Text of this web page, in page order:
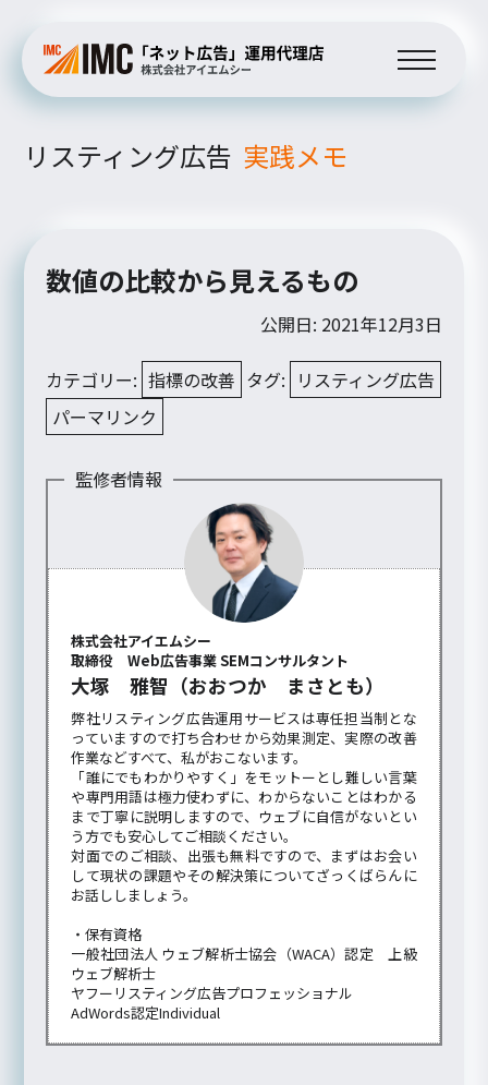
リスティング広告 実践メモ
数値の比較から見えるもの
公開日: 2021年12月3日
カテゴリー: 指標の改善 タグ: リスティング広告
パーマリンク
監修者情報
株式会社アイエムシー
取締役 Web広告事業 SEMコンサルタント
大塚 雅智（おおつか まさとも）
弊社リスティング広告運用サービスは専任担当制とな
っていますので打ち合わせから効果測定、実際の改善
作業などすべて、私がおこないます。
「誰にでもわかりやすく」をモットーとし難しい言葉
や専門用語は極力使わずに、わからないことはわかる
まで丁寧に説明しますので、ウェブに自信がないとい
う方でも安心してご相談ください。
対面でのご相談、出張も無料ですので、まずはお会い
して現状の課題やその解決策についてざっくばらんに
お話ししましょう。
・保有資格
一般社団法人 ウェブ解析士協会（WACA）認定 上級
ウェブ解析士
ヤフーリスティング広告プロフェッショナル
AdWords認定Individual